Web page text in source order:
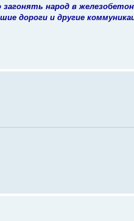
народ в
дороги и другие